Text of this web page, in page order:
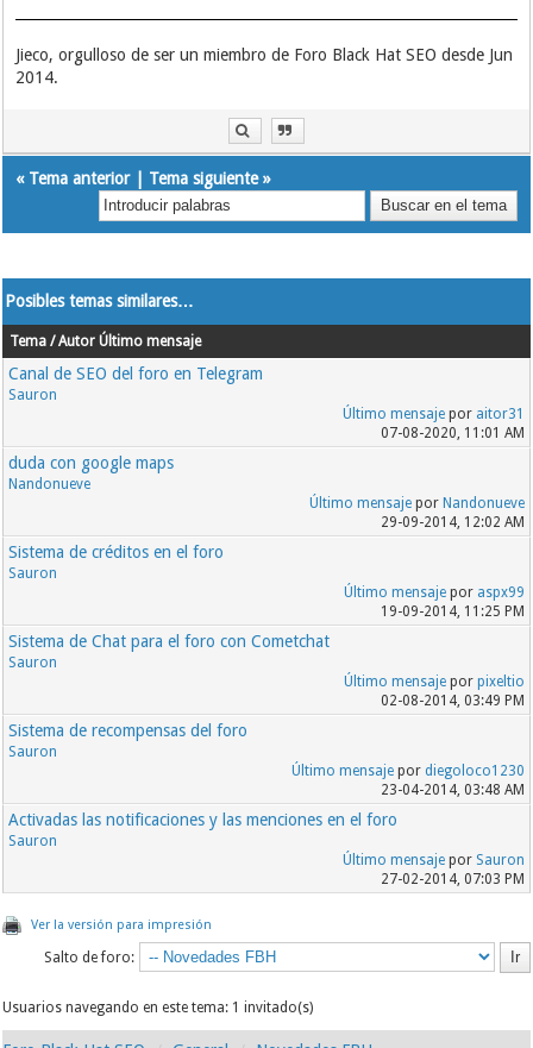
Jieco, orgulloso de ser un miembro de Foro Black Hat SEO desde Jun
2014.
« Tema anterior| Tema siguiente»
Posibles temas similares…
Tema / Autor Último mensaje
Canal de SEO del foro en Telegram
Sauron
Último mensajepor aitor31
07-08-2020, 11:01 AM
duda con google maps
Nandonueve
Último mensajepor Nandonueve
29-09-2014, 12:02 AM
Sistema de créditos en el foro
Sauron
Último mensajepor aspx99
19-09-2014, 11:25 PM
Sistema de Chat para el foro con Cometchat
Sauron
Último mensajepor pixeltio
02-08-2014, 03:49 PM
Sistema de recompensas del foro
Sauron
Último mensajepor diegoloco1230
23-04-2014, 03:48 AM
Activadas las notificaciones y las menciones en el foro
Sauron
Último mensajepor Sauron
27-02-2014, 07:03 PM
Ver la versión para impresión
Salto de foro:
Usuarios navegando en este tema: 1 invitado(s)